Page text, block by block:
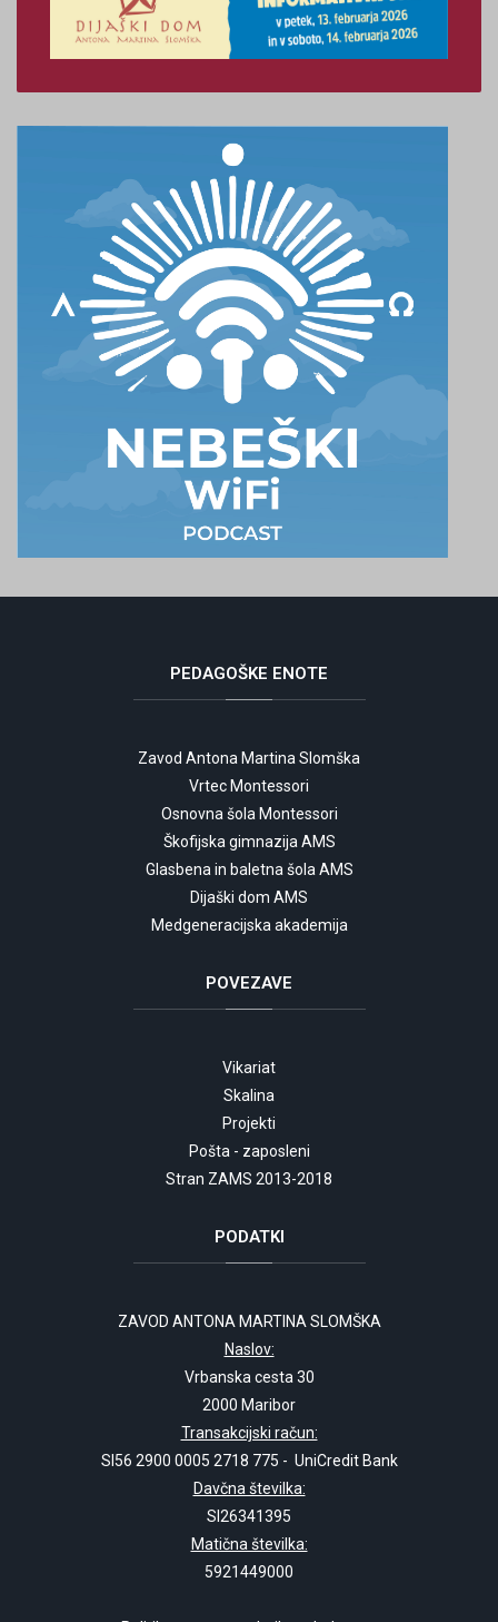
PEDAGOŠKE ENOTE
Zavod Antona Martina Slomška
Vrtec Montessori
Osnovna šola Montessori
Škofijska gimnazija AMS
Glasbena in baletna šola AMS
Dijaški dom AMS
Medgeneracijska akademija
POVEZAVE
Vikariat
Skalina
Projekti
Pošta - zaposleni
Stran ZAMS 2013-2018
PODATKI
ZAVOD ANTONA MARTINA SLOMŠKA
Naslov:
Vrbanska cesta 30
2000 Maribor
Transakcijski račun:
SI56 2900 0005 2718 775 - UniCredit Bank
Davčna številka:
SI26341395
Matična številka:
5921449000